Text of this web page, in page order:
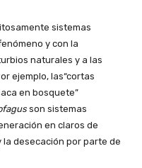
sistemas
y con la
naturales y a las
ejemplo, las“cortas
en bosquete”
son sistemas
en claros de
desecación por parte de